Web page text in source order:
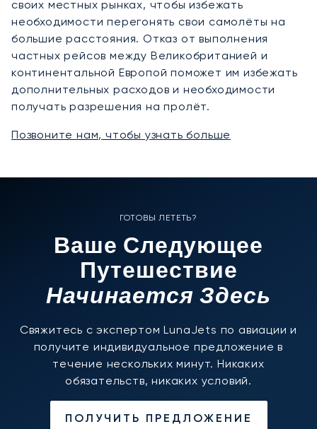
своих местных рынках, чтобы избежать
необходимости перегонять свои самолёты на
большие расстояния. Отказ от выполнения
частных рейсов между Великобританией и
континентальной Европой поможет им избежать
дополнительных расходов и необходимости
получать разрешения на пролёт.
Позвоните нам, чтобы узнать больше
ГОТОВЫ ЛЕТЕТЬ?
Ваше Следующее
Путешествие
Начинается Здесь
Свяжитесь с экспертом LunaJets по авиации и
получите индивидуальное предложение в
течение нескольких минут. Никаких
обязательств, никаких условий.
ПОЛУЧИТЬ ПРЕДЛОЖЕНИЕ